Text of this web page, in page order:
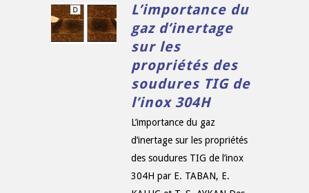
L’importance du
gaz d’inertage
sur les
propriétés des
soudures TIG de
l’inox 304H
L’importance du gaz
d’inertage sur les propriétés
des soudures TIG de l’inox
304H par E. TABAN, E.